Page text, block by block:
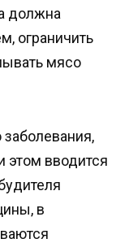
должна
ограничить
мясо
этом вводится
в